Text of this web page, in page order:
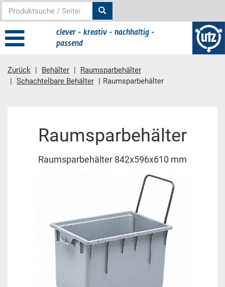
clever - kreativ - nachhaltig -
passend
Zurück Behälter
Raumsparbehälter
Schachtelbare Behälter
Raumsparbehälter
Raumsparbehälter
Raumsparbehälter 842x596x610 mm